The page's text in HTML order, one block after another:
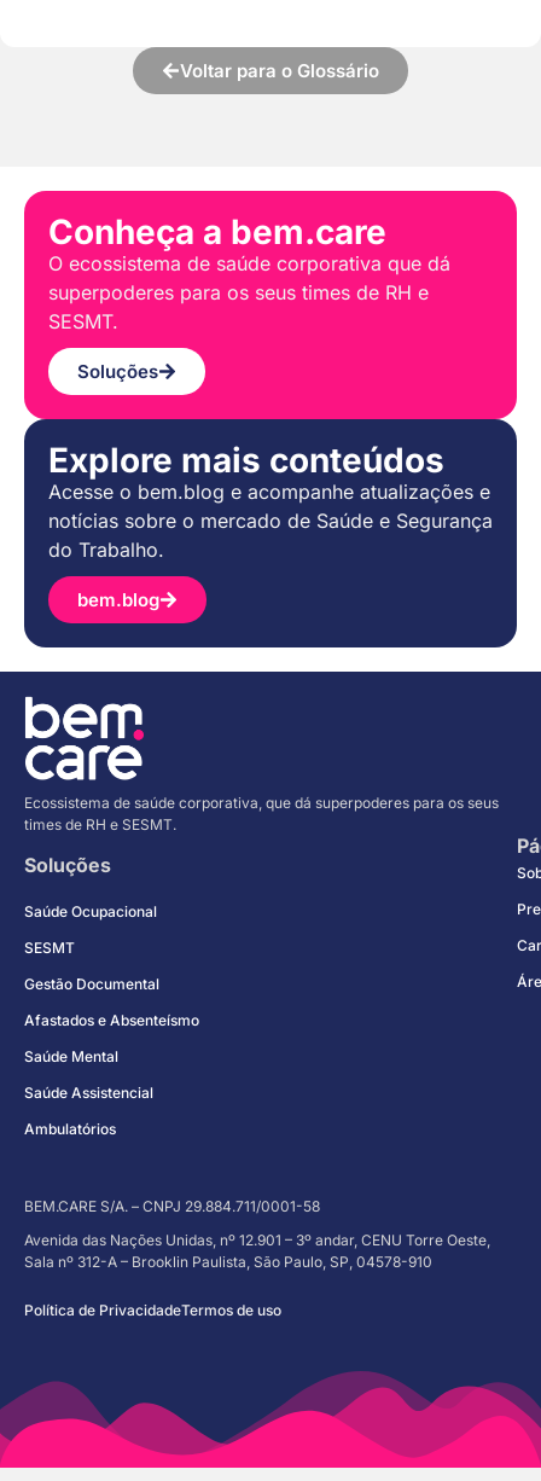
Voltar para o Glossário
Conheça a bem.care
O ecossistema de saúde corporativa que dá
superpoderes para os seus times de RH e
SESMT.
Soluções
Explore mais conteúdos
Acesse o bem.blog e acompanhe atualizações e
notícias sobre o mercado de Saúde e Segurança
do Trabalho.
bem.blog
Ecossistema de saúde corporativa, que dá superpoderes para os seus
times de RH e SESMT.
Soluções
Saúde Ocupacional
SESMT
Gestão Documental
Afastados e Absenteísmo
Saúde Mental
Saúde Assistencial
Ambulatórios
BEM.CARE S/A. – CNPJ 29.884.711/0001-58
Avenida das Nações Unidas, nº 12.901 – 3º andar, CENU Torre Oeste,
Sala nº 312-A – Brooklin Paulista, São Paulo, SP, 04578-910
Política de PrivacidadeTermos de uso